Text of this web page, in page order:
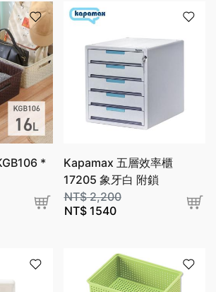
*
Kapamax 五層效率櫃
17205 象牙白 附鎖
NT$2,200
NT$1540